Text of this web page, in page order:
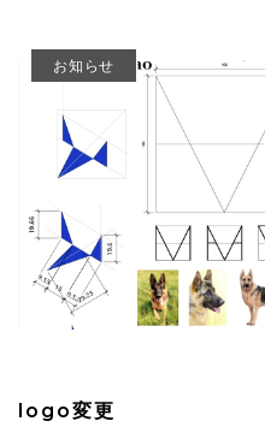
お知らせ
logo変更